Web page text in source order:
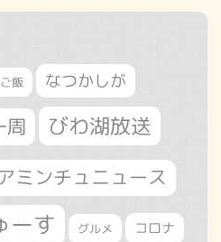
ご飯 なつかしが
周 びわ湖放送
ミンチュニュース
ーす グルメ コロナ